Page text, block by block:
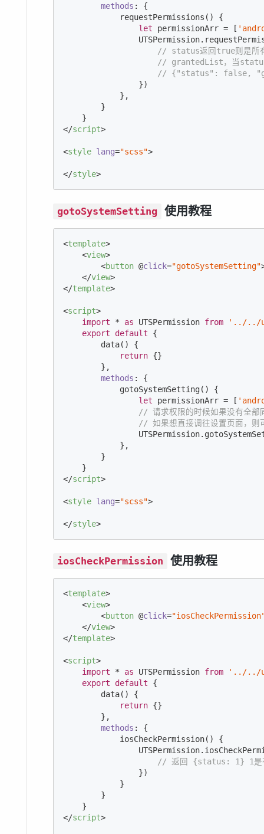
methods : {
            requestPermissions() {
let permissionArr = [
// status返回true则是所有
// grantedList，当status
// {"status": false,
                })
            },
        }
</script>
<style lang="scss">
</style>
gotoSystemSetting 使用教程
<template>
<view>
<button @click="gotoSystemSetting"
</view>
</template>
<script>
import * as UTSPermission from
'../../
export
default {
        data() {
return {}
        },
methods : {
            gotoSystemSetting() {
let permissionArr = [
// 请求权限的时候如果没有全部
// 如果想直接调往设置页面，则
            },
        }
</script>
<style lang="scss">
</style>
iosCheckPermission 使用教程
<template>
<view>
<button @click=
</view>
</template>
<script>
import * as UTSPermission from
'../../
export
default {
        data() {
return {}
        },
methods : {
            iosCheckPermission() {
// 返回 {status: 1} 1是有
                })
            }
        }
</script>